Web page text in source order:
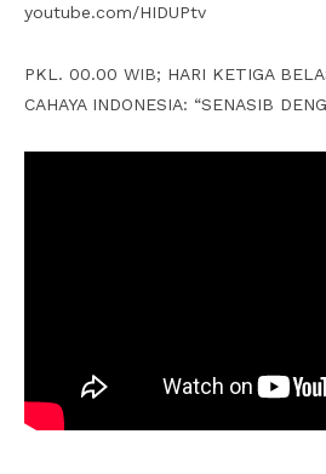
youtube.com/HIDUPtv
PKL. 00.00 WIB; HARI KETIGA
CAHAYA INDONESIA: “SENASIB